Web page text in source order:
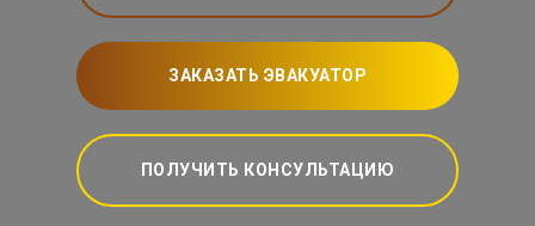
ЗАКАЗАТЬ ЭВАКУАТОР
ПОЛУЧИТЬ КОНСУЛЬТАЦИЮ